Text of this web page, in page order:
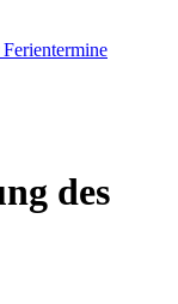
Ferientermine
des